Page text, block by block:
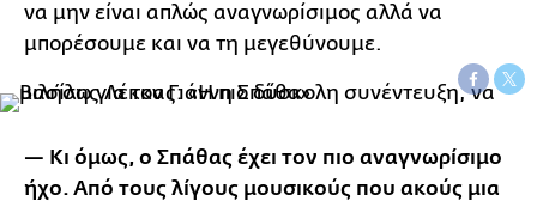
να μην είναι απλώς αναγνωρίσιμος αλλά να
μπορέσουμε και να τη μεγεθύνουμε.
— Κι όμως, ο Σπάθας έχει τον πιο αναγνωρίσιμο
ήχο. Από τους λίγους μουσικούς που ακούς μια